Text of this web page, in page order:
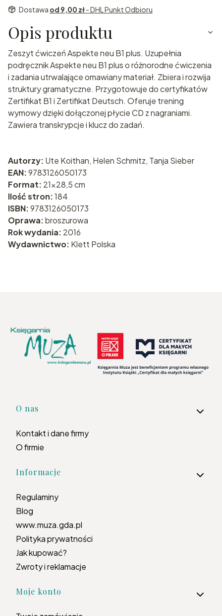
Dostawa od 9,00 zł- DHL Punkt Odbioru
Opis produktu
Zeszyt ćwiczeń Aspekte neu B1 plus. Uzupełnia
podręcznik Aspekte neu B1 plus o różnorodne ćwiczenia
i zadania utrwalające omawiany materiał. Zbiera i rozwija
struktury gramatyczne. Przygotowuje do certyfikatów
Zertifikat B1 i Zertifikat Deutsch. Oferuje trening
wymowy dzięki dołączonej płycie CD z nagraniami.
Zawiera transkrypcje i klucz do zadań.
Autorzy: Ute Koithan, Helen Schmitz, Tanja Sieber
EAN:9783126050173
Format: 21x28,5 cm
Ilość stron:184
ISBN:9783126050173
Oprawa:broszurowa
Rok wydania: 2016
Wydawnictwo: Klett Polska
Linki w stopce
O nas
Kontakt i dane firmy
O firmie
Informacje
Regulaminy
Blog
www.muza.gda.pl
Polityka prywatności
Jak kupować?
Zwroty i reklamacje
Moje konto